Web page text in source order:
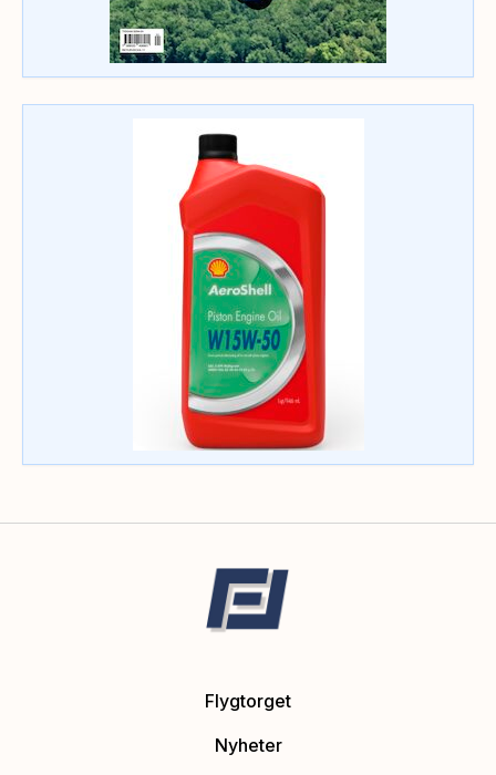
Flygtorget
Nyheter